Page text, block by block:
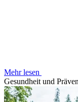
Mehr lesen
Gesundheit und